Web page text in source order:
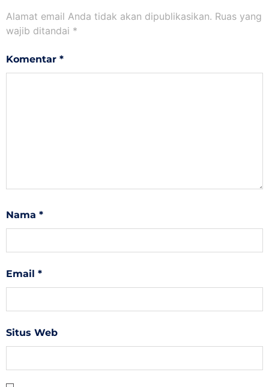
Alamat email Anda tidak akan dipublikasikan. Ruas yang
wajib ditandai *
Komentar *
Nama *
Email *
Situs Web